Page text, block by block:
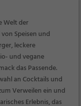
Welt der
Speisen und
leckere
und vegane
das Passende.
an Cocktails und
Verweilen ein und
Erlebnis, das